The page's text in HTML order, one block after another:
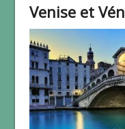
Venise et